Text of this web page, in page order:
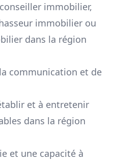
immobilier,
immobilier ou
dans la région
communication et de
et à entretenir
dans la région
et une capacité à